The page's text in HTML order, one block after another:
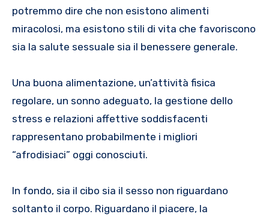
potremmo dire che non esistono alimenti
miracolosi, ma esistono stili di vita che favoriscono
sia la salute sessuale sia il benessere generale.
Una buona alimentazione, un’attività fisica
regolare, un sonno adeguato, la gestione dello
stress e relazioni affettive soddisfacenti
rappresentano probabilmente i migliori
“afrodisiaci” oggi conosciuti.
In fondo, sia il cibo sia il sesso non riguardano
soltanto il corpo. Riguardano il piacere, la